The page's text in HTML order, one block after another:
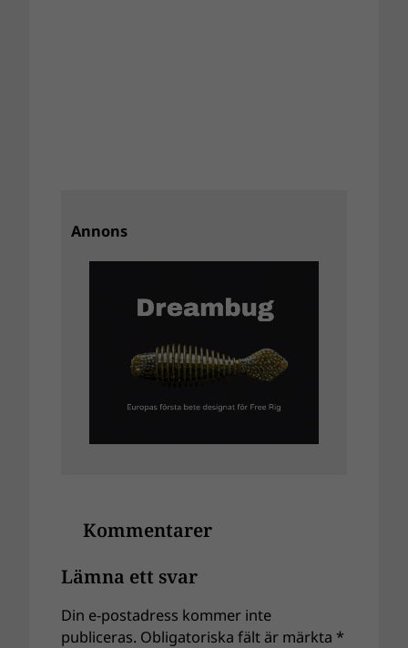
Annons
Kommentarer
Lämna ett svar
Din e-postadress kommer inte
publiceras. Obligatoriska fält är märkta *